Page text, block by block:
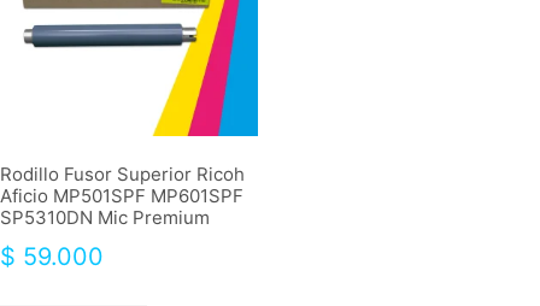
Rodillo Fusor Superior Ricoh
Aficio MP501SPF MP601SPF
SP5310DN Mic Premium
$ 59.000